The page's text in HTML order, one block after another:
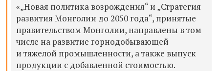
«„Новая политика возрождения“ и „Стратегия
развития Монголии до 2050 года“, принятые
правительством Монголии, направлены в том
числе на развитие горнодобывающей
и тяжелой промышленности, а также выпуск
продукции с добавленной стоимостью.